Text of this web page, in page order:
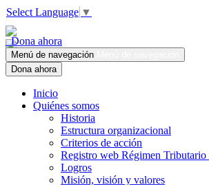
Select Language ▼
Dona ahora
Menú de navegación
Dona ahora
Inicio
Quiénes somos
Historia
Estructura organizacional
Criterios de acción
Registro web Régimen Tributario
Logros
Misión, visión y valores